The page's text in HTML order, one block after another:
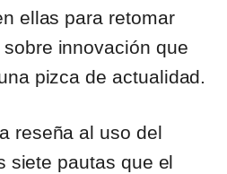
ellas para retomar
innovación que
pizca de actualidad.
reseña al uso del
siete pautas que el